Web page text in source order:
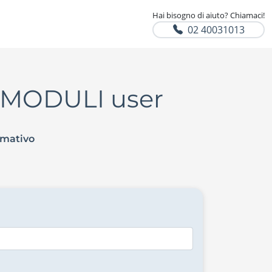
Hai bisogno di aiuto? Chiamaci!
02 40031013
user